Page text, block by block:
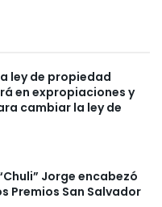
ley de propiedad
en expropiaciones y
cambiar la ley de
Jorge encabezó
Premios San Salvador